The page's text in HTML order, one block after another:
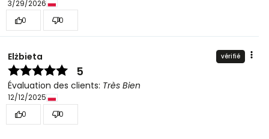
3/29/2026
0
0
Elżbieta vérifié
5
Évaluation des clients: Très Bien
12/12/2025
0
0